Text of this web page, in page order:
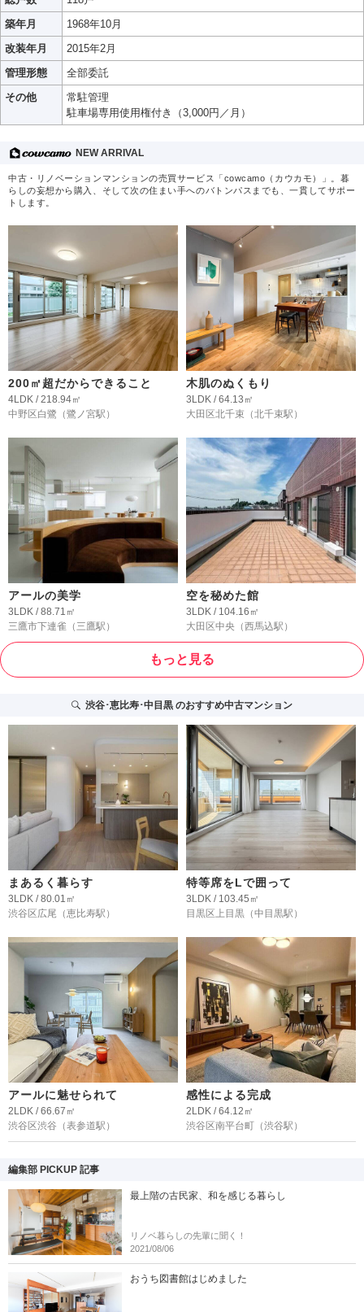
築年月
1968年10月
改装年月
2015年2月
管理形態
全部委託
その他
常駐管理
駐車場専用使用権付き（3,000円／月）
NEW ARRIVAL
中古・リノベーションマンションの売買サービス「cowcamo（カウカモ）」。暮
らしの妄想から購入、そして次の住まい手へのバトンパスまでも、一貫してサポー
トします。
200㎡超だからできること
4LDK / 218.94㎡
中野区白鷺 （鷺ノ宮駅）
木肌のぬくもり
3LDK / 64.13㎡
大田区北千束 （北千束駅）
アールの美学
3LDK / 88.71㎡
三鷹市下連雀 （三鷹駅）
空を秘めた館
3LDK / 104.16㎡
大田区中央 （西馬込駅）
もっと見る
渋谷･恵比寿･中目黒のおすすめ中古マンション
まあるく暮らす
3LDK / 80.01㎡
渋谷区広尾 （恵比寿駅）
特等席をLで囲って
3LDK / 103.45㎡
目黒区上目黒 （中目黒駅）
アールに魅せられて
2LDK / 66.67㎡
渋谷区渋谷 （表参道駅）
感性による完成
2LDK / 64.12㎡
渋谷区南平台町 （渋谷駅）
編集部 PICKUP 記事
最上階の古民家、和を感じる暮らし
リノベ暮らしの先輩に聞く！
2021/08/06
おうち図書館はじめました